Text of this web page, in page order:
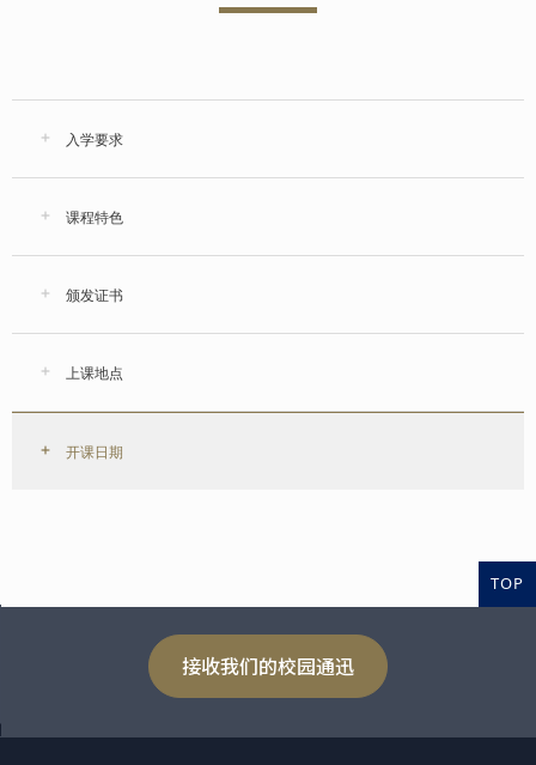
入学要求
课程特色
颁发证书
上课地点
开课日期
TOP
接收我们的校园通迅